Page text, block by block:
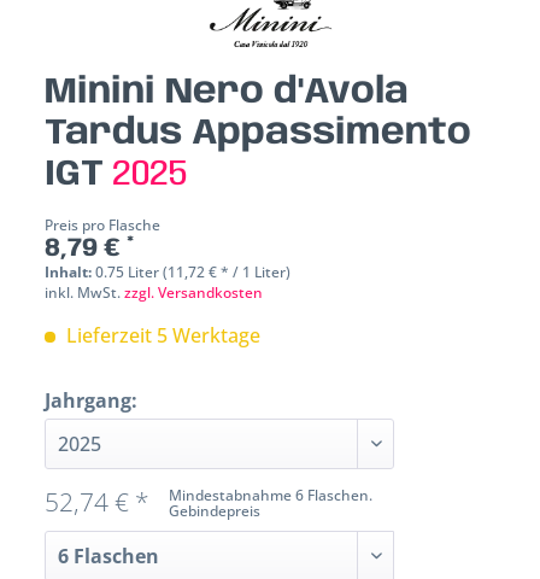
Minini Nero d'Avola
Tardus Appassimento
IGT 2025
Preis pro Flasche
8,79 € *
Inhalt:0.75 Liter (11,72 € * / 1 Liter)
inkl. MwSt.zzgl. Versandkosten
Lieferzeit 5 Werktage
Jahrgang:
Mindestabnahme 6 Flaschen.
Gebindepreis
52,74 € *